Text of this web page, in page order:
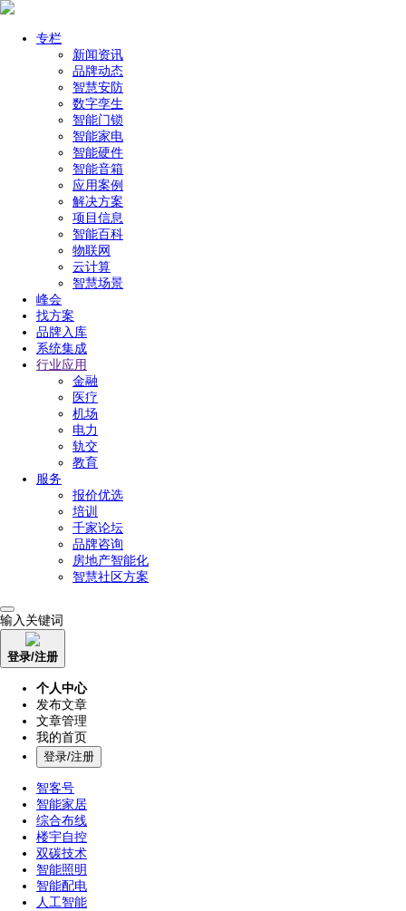
专栏
新闻资讯
品牌动态
智慧安防
数字孪生
智能门锁
智能家电
智能硬件
智能音箱
应用案例
解决方案
项目信息
智能百科
物联网
云计算
智慧场景
峰会
找方案
品牌入库
系统集成
行业应用
金融
医疗
机场
电力
轨交
教育
服务
报价优选
培训
千家论坛
品牌咨询
房地产智能化
智慧社区方案
输入关键词
登录/注册
个人中心
发布文章
文章管理
我的首页
登录/注册
智客号
智能家居
综合布线
楼宇自控
双碳技术
智能照明
智能配电
人工智能